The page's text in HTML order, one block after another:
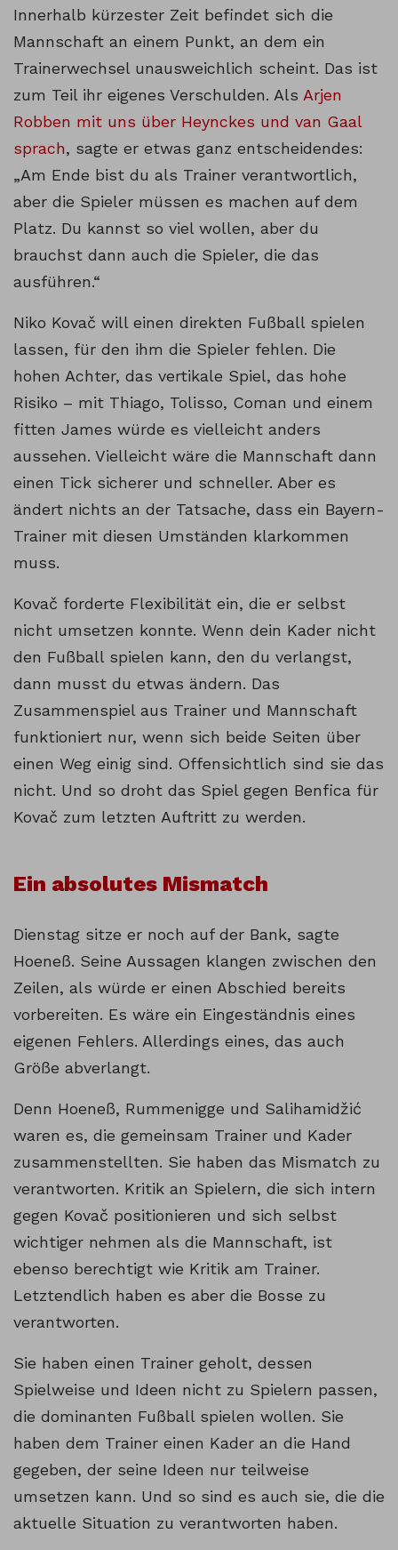
Innerhalb kürzester Zeit befindet sich die
Mannschaft an einem Punkt, an dem ein
Trainerwechsel unausweichlich scheint. Das ist
zum Teil ihr eigenes Verschulden. Als Arjen
Robben mit uns über Heynckes und van Gaal
sprach, sagte er etwas ganz entscheidendes:
„Am Ende bist du als Trainer verantwortlich,
aber die Spieler müssen es machen auf dem
Platz. Du kannst so viel wollen, aber du
brauchst dann auch die Spieler, die das
ausführen.“
Niko Kovač will einen direkten Fußball spielen
lassen, für den ihm die Spieler fehlen. Die
hohen Achter, das vertikale Spiel, das hohe
Risiko – mit Thiago, Tolisso, Coman und einem
fitten James würde es vielleicht anders
aussehen. Vielleicht wäre die Mannschaft dann
einen Tick sicherer und schneller. Aber es
ändert nichts an der Tatsache, dass ein Bayern-
Trainer mit diesen Umständen klarkommen
muss.
Kovač forderte Flexibilität ein, die er selbst
nicht umsetzen konnte. Wenn dein Kader nicht
den Fußball spielen kann, den du verlangst,
dann musst du etwas ändern. Das
Zusammenspiel aus Trainer und Mannschaft
funktioniert nur, wenn sich beide Seiten über
einen Weg einig sind. Offensichtlich sind sie das
nicht. Und so droht das Spiel gegen Benfica für
Kovač zum letzten Auftritt zu werden.
Ein absolutes Mismatch
Dienstag sitze er noch auf der Bank, sagte
Hoeneß. Seine Aussagen klangen zwischen den
Zeilen, als würde er einen Abschied bereits
vorbereiten. Es wäre ein Eingeständnis eines
eigenen Fehlers. Allerdings eines, das auch
Größe abverlangt.
Denn Hoeneß, Rummenigge und Salihamidžić
waren es, die gemeinsam Trainer und Kader
zusammenstellten. Sie haben das Mismatch zu
verantworten. Kritik an Spielern, die sich intern
gegen Kovač positionieren und sich selbst
wichtiger nehmen als die Mannschaft, ist
ebenso berechtigt wie Kritik am Trainer.
Letztendlich haben es aber die Bosse zu
verantworten.
Sie haben einen Trainer geholt, dessen
Spielweise und Ideen nicht zu Spielern passen,
die dominanten Fußball spielen wollen. Sie
haben dem Trainer einen Kader an die Hand
gegeben, der seine Ideen nur teilweise
umsetzen kann. Und so sind es auch sie, die die
aktuelle Situation zu verantworten haben.